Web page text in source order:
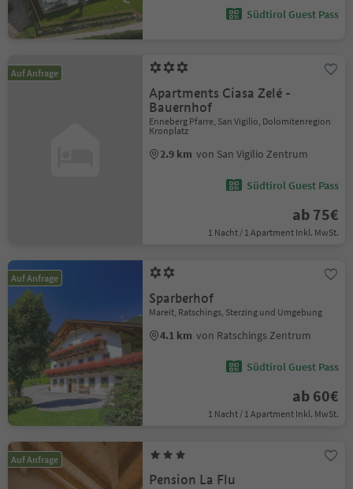
Südtirol Guest Pass
Auf Anfrage
Apartments Ciasa Zelé -
Bauernhof
Enneberg Pfarre, San Vigilio, Dolomitenregion
Kronplatz
2.9 km von San Vigilio Zentrum
Südtirol Guest Pass
ab 75€
1 Nacht / 1 Apartment Inkl. MwSt.
Auf Anfrage
Sparberhof
Mareit, Ratschings, Sterzing und Umgebung
4.1 km von Ratschings Zentrum
Südtirol Guest Pass
ab 60€
1 Nacht / 1 Apartment Inkl. MwSt.
Auf Anfrage
Pension La Flu